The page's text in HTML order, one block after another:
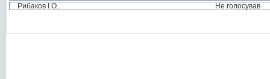
Рибаков І.О.
Не голосував